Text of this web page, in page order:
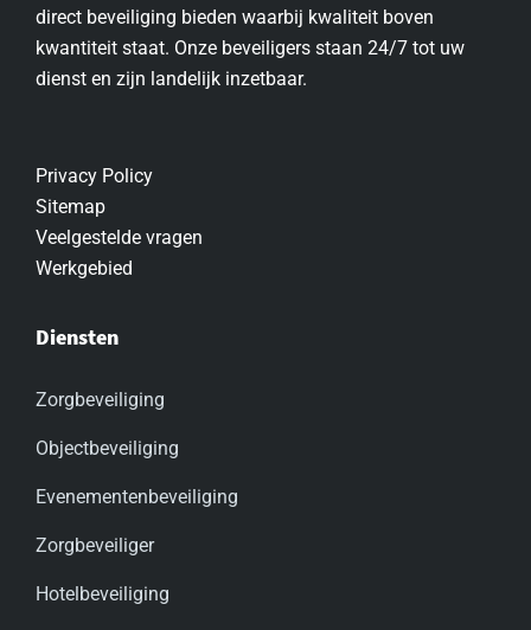
direct beveiliging bieden waarbij kwaliteit boven
kwantiteit staat. Onze beveiligers staan 24/7 tot uw
dienst en zijn landelijk inzetbaar.
Privacy Policy
Sitemap
Veelgestelde vragen
Werkgebied
Diensten
Zorgbeveiliging
Objectbeveiliging
Evenementenbeveiliging
Zorgbeveiliger
Hotelbeveiliging